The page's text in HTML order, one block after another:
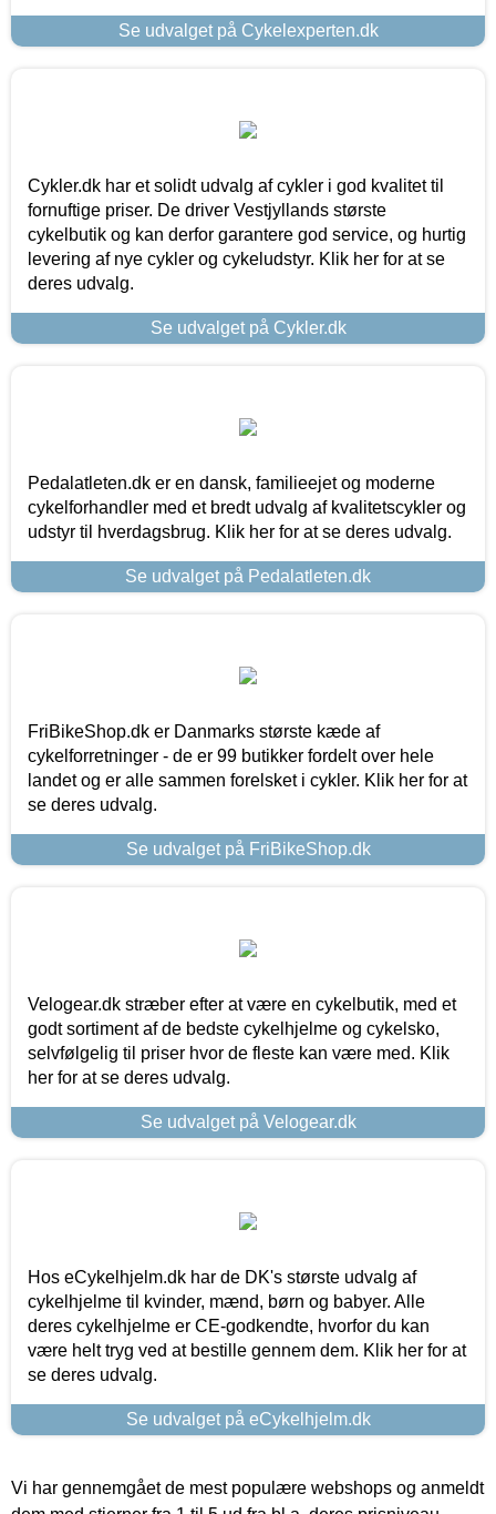
Se udvalget på Cykelexperten.dk
Cykler.dk har et solidt udvalg af cykler i god kvalitet til
fornuftige priser. De driver Vestjyllands største
cykelbutik og kan derfor garantere god service, og hurtig
levering af nye cykler og cykeludstyr. Klik her for at se
deres udvalg.
Se udvalget på Cykler.dk
Pedalatleten.dk er en dansk, familieejet og moderne
cykelforhandler med et bredt udvalg af kvalitetscykler og
udstyr til hverdagsbrug. Klik her for at se deres udvalg.
Se udvalget på Pedalatleten.dk
FriBikeShop.dk er Danmarks største kæde af
cykelforretninger - de er 99 butikker fordelt over hele
landet og er alle sammen forelsket i cykler. Klik her for at
se deres udvalg.
Se udvalget på FriBikeShop.dk
Velogear.dk stræber efter at være en cykelbutik, med et
godt sortiment af de bedste cykelhjelme og cykelsko,
selvfølgelig til priser hvor de fleste kan være med. Klik
her for at se deres udvalg.
Se udvalget på Velogear.dk
Hos eCykelhjelm.dk har de DK's største udvalg af
cykelhjelme til kvinder, mænd, børn og babyer. Alle
deres cykelhjelme er CE-godkendte, hvorfor du kan
være helt tryg ved at bestille gennem dem. Klik her for at
se deres udvalg.
Se udvalget på eCykelhjelm.dk
Vi har gennemgået de mest populære webshops og anmeldt